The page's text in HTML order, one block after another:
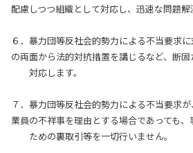
配慮しつつ組織として対応し、迅速な問題解
６．暴力団等反社会的勢力による不当要求
の両面から法的対抗措置を講じるなど、断
対応します。
７．暴力団等反社会的勢力による不当要求
業員の不祥事を理由とする場合であっても、
ための裏取引等を一切行いません。